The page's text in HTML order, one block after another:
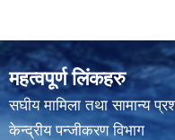
महत्वपूर्ण लिंकहरु
स‌घीय मामिला तथा सामान्य
केन्द्रीय पन्जीकरण विभाग